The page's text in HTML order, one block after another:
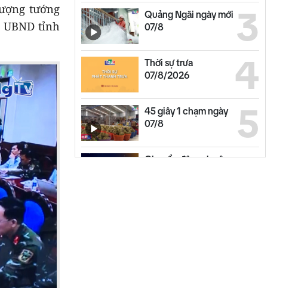
tướng
tỉnh
3
Quảng Ngãi ngày mới
07/8
4
Thời sự trưa
07/8/2026
5
45 giây 1 chạm ngày
07/8
Chuyển động duyên